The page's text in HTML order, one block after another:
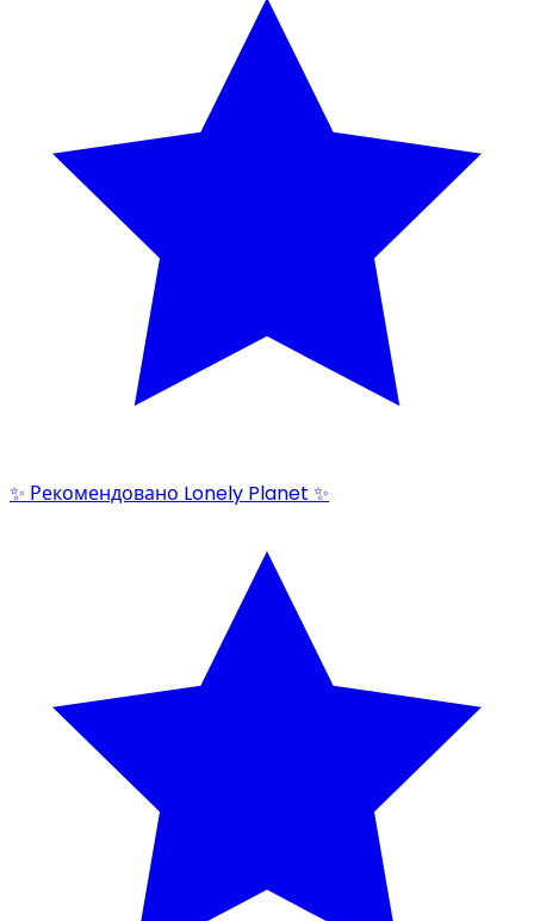
✨ Рекомендовано Lonely Planet ✨